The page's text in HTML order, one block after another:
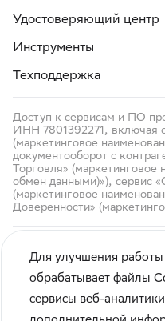
Удостоверяющий центр
Инструменты
Техподдержка
Доступ к сервисам и ПО
ИНН 7801392271, включая
(маркетинговое
документооборот с
Торговля» (маркетинговое
обмен данными)»), сервис
(маркетинговое
Доверенности»
Кибербезопасность
Для улучшения
обрабатывает файлы
сервисы веб-